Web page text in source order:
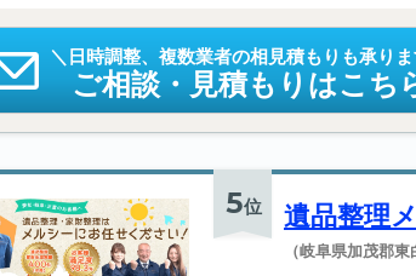
日時調整、複数業者の相見積もりも承り
ご相談・見積もりはこち
5位 遺品整理
（岐阜県加茂郡東